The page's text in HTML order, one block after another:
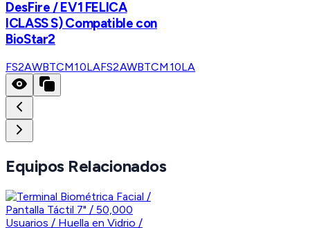
DesFire / EV1 FELICA
ICLASS S) Compatible con
BioStar2
FS2AWBTCM10LAFS2AWBTCM10LA
Equipos Relacionados